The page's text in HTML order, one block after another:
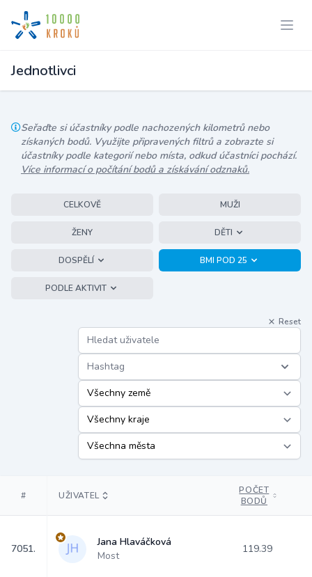
Jednotlivci
Seřaďte si účastníky podle nachozených kilometrů nebo
získaných bodů. Využijte připravených filtrů a zobrazte si
účastníky podle kategorií nebo místa, odkud účastníci pochází.
Více informací o počítání bodů a získávání odznaků.
CELKOVĚ MUŽI
ŽENY DĚTI
DOSPĚLÍ BMI POD 25
PODLE AKTIVIT
Reset
Hashtag
# UŽIVATEL
POČET
BODŮ
7051.
Jana Hlaváčková
Most
119.39